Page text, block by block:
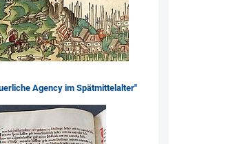
Agency im Spätmittelalter"